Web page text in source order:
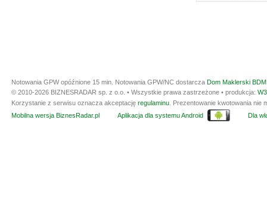
Notowania GPW opóźnione 15 min. Notowania GPW/NC dostarcza Dom Maklerski
© 2010-2026 BIZNESRADAR sp. z o.o. • Wszystkie prawa zastrzeżone • produkcja:
Korzystanie z serwisu oznacza akceptację regulaminu . Prezentowanie kwotowania
Mobilna wersja BiznesRadar.pl
Aplikacja dla systemu Android Dla